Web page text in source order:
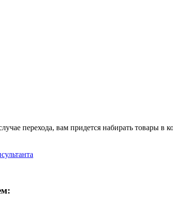
перехода, вам придется набирать товары в